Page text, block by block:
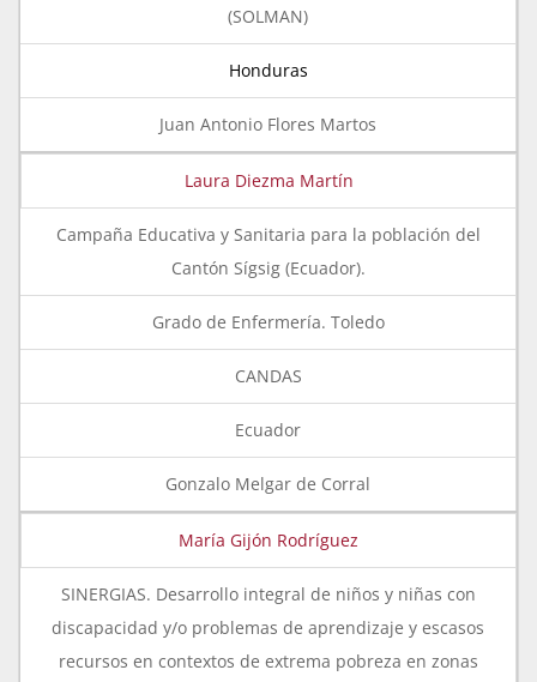
(SOLMAN)
Honduras
Juan Antonio Flores Martos
Laura Diezma Martín
Campaña Educativa y Sanitaria para la población del
Cantón Sígsig (Ecuador).
Grado de Enfermería. Toledo
CANDAS
Ecuador
Gonzalo Melgar de Corral
María Gijón Rodríguez
SINERGIAS. Desarrollo integral de niños y niñas con
discapacidad y/o problemas de aprendizaje y escasos
recursos en contextos de extrema pobreza en zonas